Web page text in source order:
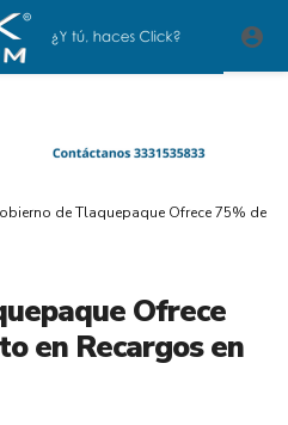
de Tlaquepaque Ofrece 75% de
Ofrece
en Recargos en